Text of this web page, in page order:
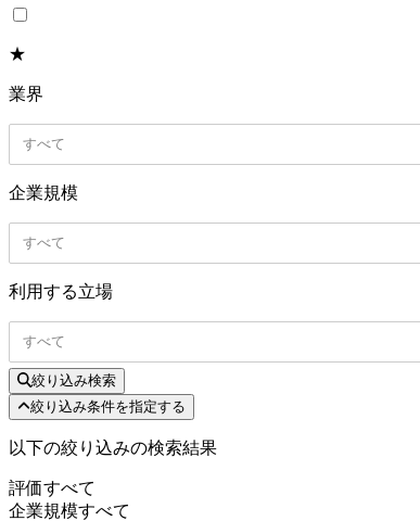
★
業界
すべて
企業規模
すべて
利用する立場
すべて
絞り込み検索
絞り込み条件を指定する
以下の絞り込みの検索結果
評価すべて
企業規模すべて